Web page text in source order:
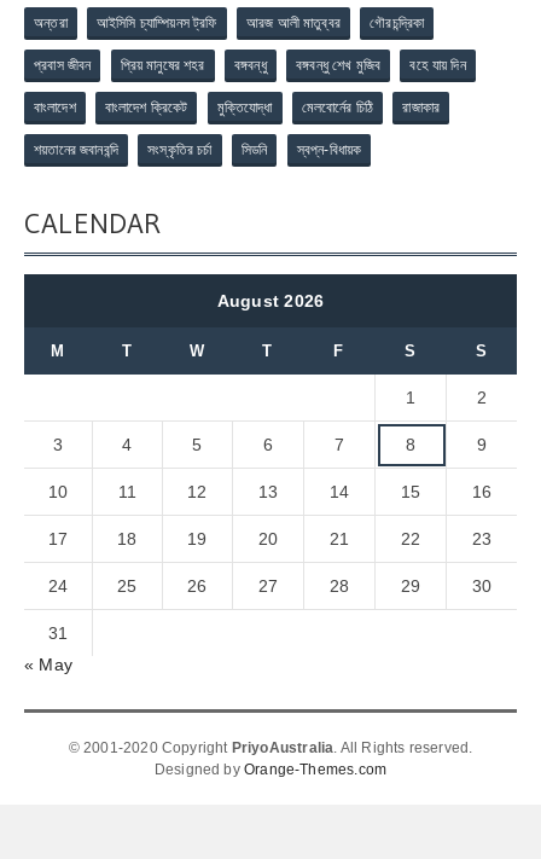
অন্তরা আইসিসি চ্যাম্পিয়নস ট্রফি আরজ আলী মাতুব্বর গৌরচন্দ্রিকা
প্রবাস জীবন প্রিয় মানুষের শহর বঙ্গবন্ধু বঙ্গবন্ধু শেখ মুজিব বহে যায় দিন
বাংলাদেশ বাংলাদেশ ক্রিকেট মুক্তিযোদ্ধা মেলবোর্নের চিঠি রাজাকার
শয়তানের জবানবন্দি সংস্কৃতির চর্চা সিডনি স্বপ্ন-বিধায়ক
CALENDAR
August 2026
M T W T F S S
1 2
3 4 5 6 7 8 9
10 11 12 13 14 15 16
17 18 19 20 21 22 23
24 25 26 27 28 29 30
31
« May
© 2001-2020 Copyright PriyoAustralia. All Rights reserved.
Designed byOrange-Themes.com